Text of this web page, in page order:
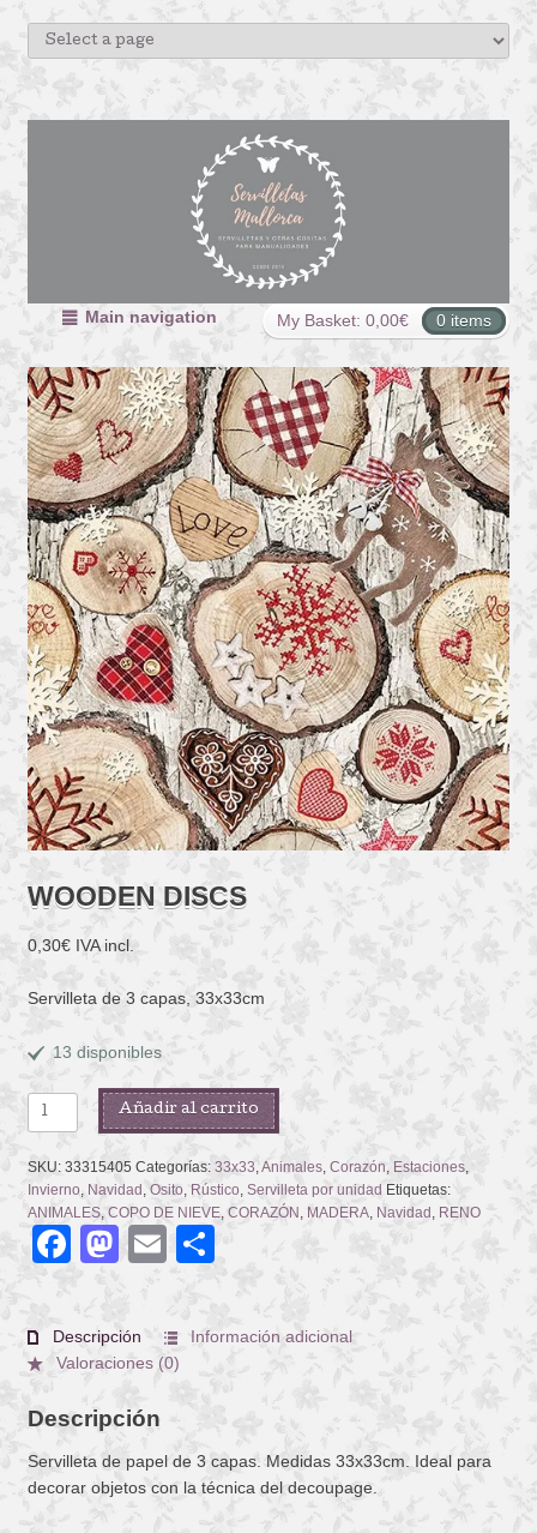
My Basket: 0,00€ 0 items
Main navigation
WOODEN DISCS
0,30€ IVA incl.
Servilleta de 3 capas, 33x33cm
13 disponibles
WOODEN
DISCS
cantidad
Añadir al carrito
SKU: 33315405 Categorías: 33x33 Animales, Corazón Estaciones,
Invierno Navidad Osito Rústico Servilleta por unidad Etiquetas:
ANIMALES, COPO DE NIEVE, CORAZÓN MADERA, Navidad RENO
Facebook
Mastodon
EmailCompartir
Descripción
Información adicional
Valoraciones (0)
Descripción
Servilleta de papel de 3 capas. Medidas 33x33cm. Ideal para
decorar objetos con la técnica del decoupage.